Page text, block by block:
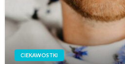
CIEKAWOSTKI